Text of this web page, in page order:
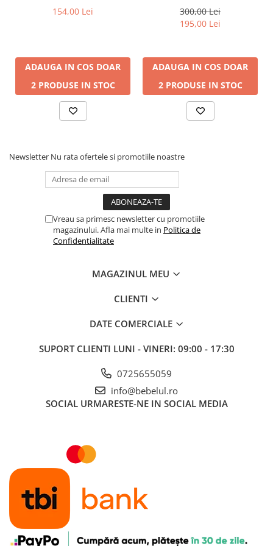
Dimensiunile și conținutul
cubului multifuncțional
cub de aproximativ 22 x 28 cm,
6 blocuri aprox. 4 x 2,5 cm,
manual în limba engleză,
ambalaj aproximativ 26 x 17 x 24 cm.
Vârsta minimă
6 m+
Băiat
Număr minim de jucători
1
Culoare principală
multicolor
Efecte suplimentare
154,00 Lei
ADAUGA IN COS DOAR
2 PRODUSE IN STOC
300,00 Lei
195,00 Lei
ADAUGA IN COS DOAR
2 PRODUSE IN STOC
Newsletter Nu rata ofertele si promotiile noastre
Vreau sa primesc newsletter cu promotiile
magazinului. Afla mai multe in Politica de
Confidentialitate
MAGAZINUL MEU
CLIENTI
DATE COMERCIALE
SUPORT CLIENTI LUNI - VINERI: 09:00 - 17:30
0725655059
info@bebelul.ro
SOCIAL URMARESTE-NE IN SOCIAL MEDIA